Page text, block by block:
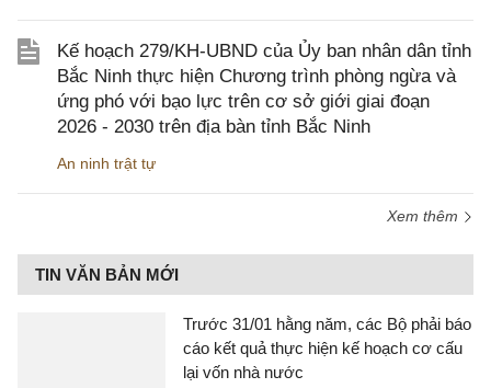
Kế hoạch 279/KH-UBND của Ủy ban nhân dân tỉnh
Bắc Ninh thực hiện Chương trình phòng ngừa và
ứng phó với bạo lực trên cơ sở giới giai đoạn
2026 - 2030 trên địa bàn tỉnh Bắc Ninh
An ninh trật tự
Xem thêm
TIN VĂN BẢN MỚI
Trước 31/01 hằng năm, các Bộ phải báo
cáo kết quả thực hiện kế hoạch cơ cấu
lại vốn nhà nước